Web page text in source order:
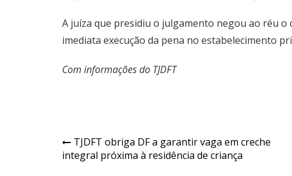
A juíza que presidiu o julgamento negou ao réu
imediata execução da pena no estabelecimento
Com informações do TJDFT
Navegação
de
TJDFT obriga DF a garantir vaga em creche
integral próxima à residência de criança